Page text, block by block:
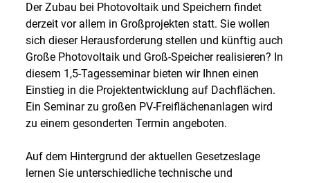
Der Zubau bei Photovoltaik und Speichern findet
derzeit vor allem in Großprojekten statt. Sie wollen
sich dieser Herausforderung stellen und künftig auch
Große Photovoltaik und Groß-Speicher realisieren? In
diesem 1,5-Tagesseminar bieten wir Ihnen einen
Einstieg in die Projektentwicklung auf Dachflächen.
Ein Seminar zu großen PV-Freiflächenanlagen wird
zu einem gesonderten Termin angeboten.
Auf dem Hintergrund der aktuellen Gesetzeslage
lernen Sie unterschiedliche technische und